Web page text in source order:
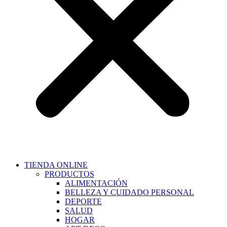
TIENDA ONLINE
PRODUCTOS
ALIMENTACIÓN
BELLEZA Y CUIDADO PERSONAL
DEPORTE
SALUD
HOGAR